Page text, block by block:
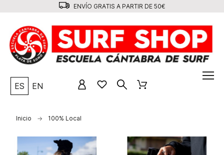
ENVÍO GRATIS A PARTIR DE 50€
ES EN
Inicio 100% Local